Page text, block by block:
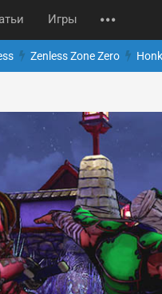
Игры
Zenless Zone Zero